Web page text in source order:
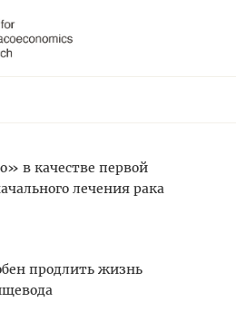
в качестве первой
лечения рака
продлить жизнь